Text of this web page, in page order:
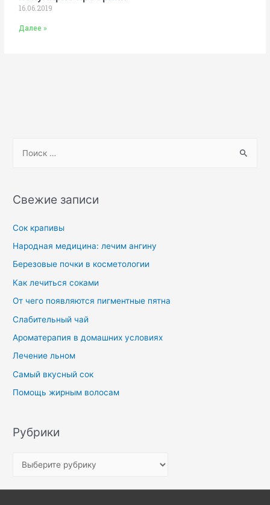
16.06.2019
Далее »
Свежие записи
Сок крапивы
Народная медицина: лечим ангину
Березовые почки в косметологии
Как лечиться соками
От чего появляются пигментные пятна
Слабительный чай
Ароматерапия в домашних условиях
Лечение льном
Самый вкусный сок
Помощь жирным волосам
Рубрики